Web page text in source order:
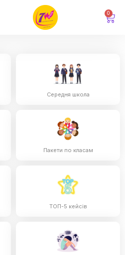
0
Середня школа
Пакети по класам
ТОП-5 кейсів